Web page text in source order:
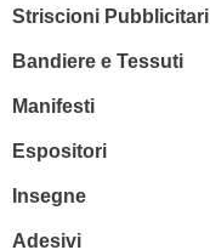
Striscioni Pubblicitari
Bandiere e Tessuti
Manifesti
Espositori
Insegne
Adesivi